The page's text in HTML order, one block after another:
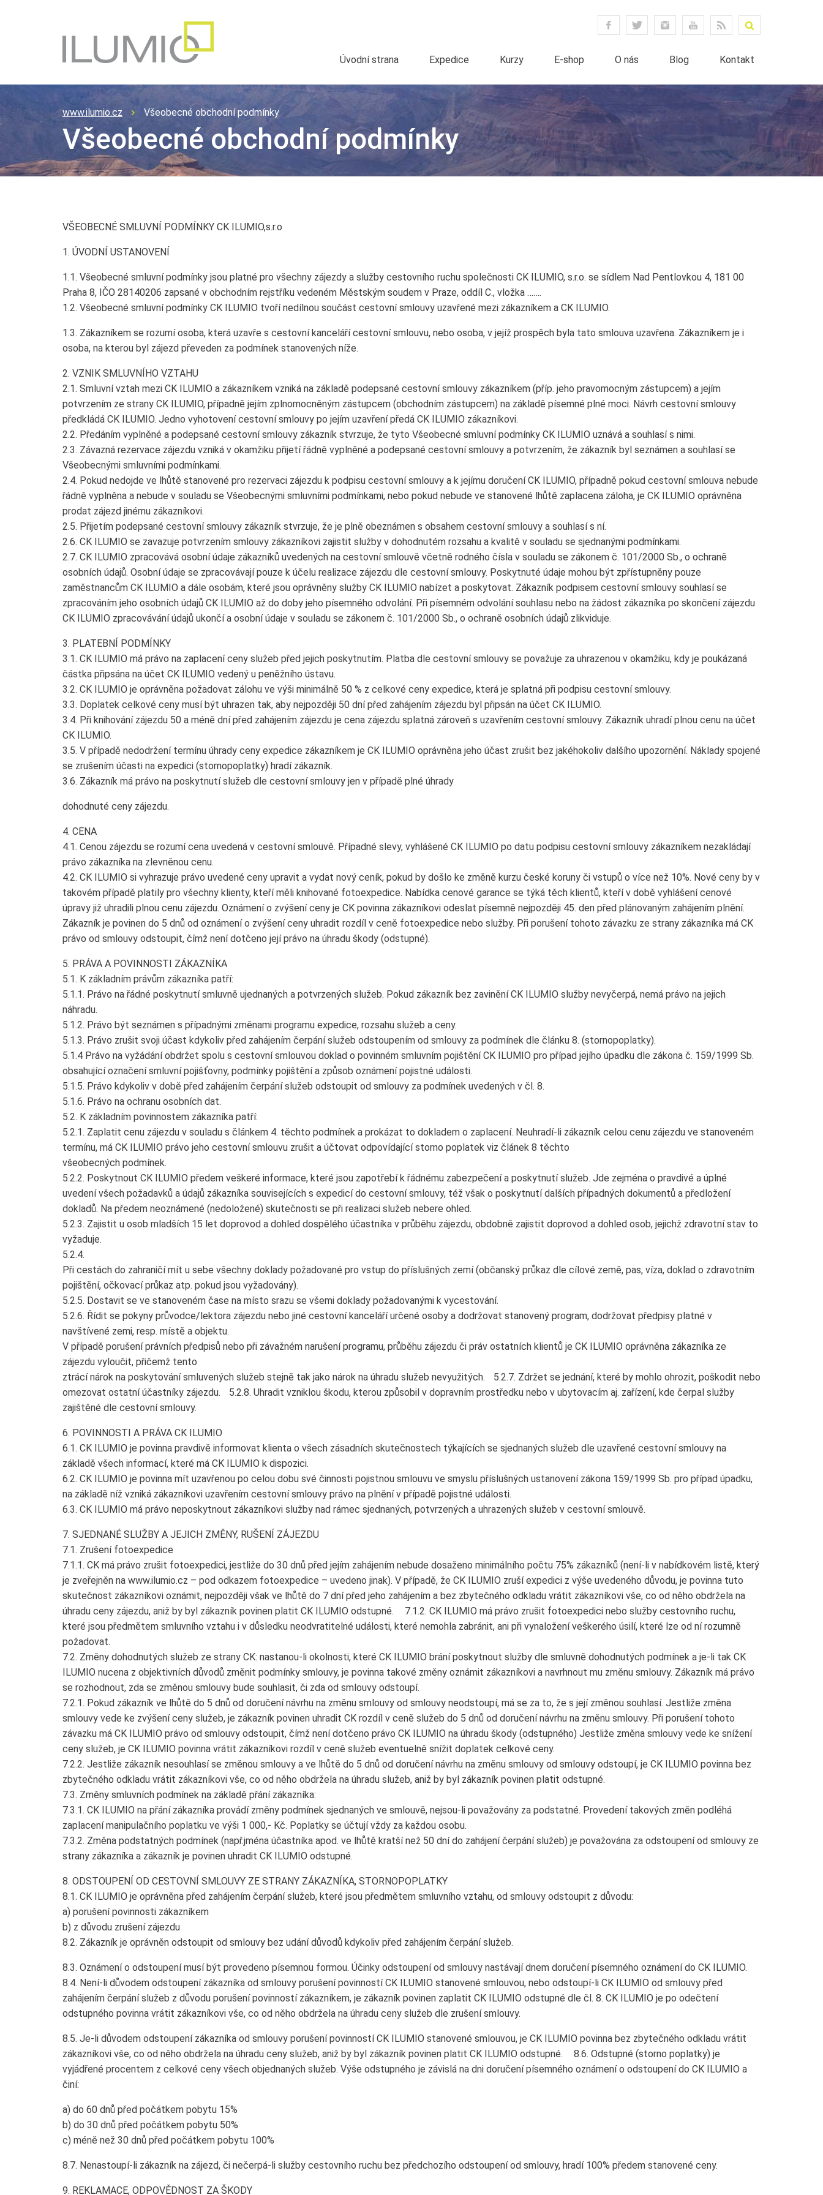
Úvodní strana Expedice Kurzy E-shop O nás Blog Kontakt
www.ilumio.cz Všeobecné obchodní podmínky
Všeobecné obchodní podmínky
VŠEOBECNÉ SMLUVNÍ PODMÍNKY CK ILUMIO,s.r.o
1. ÚVODNÍ USTANOVENÍ
1.1. Všeobecné smluvní podmínky jsou platné pro všechny zájezdy a služby cestovního ruchu společnosti CK ILUMIO, s.r.o. se sídlem Nad Pentlovkou 4, 181 00
Praha 8, IČO 28140206 zapsané v obchodním rejstříku vedeném Městským soudem v Praze, oddíl C., vložka …….
1.2. Všeobecné smluvní podmínky CK ILUMIO tvoří nedílnou součást cestovní smlouvy uzavřené mezi zákazníkem a CK ILUMIO.
1.3. Zákazníkem se rozumí osoba, která uzavře s cestovní kanceláří cestovní smlouvu, nebo osoba, v jejíž prospěch byla tato smlouva uzavřena. Zákazníkem je i
osoba, na kterou byl zájezd převeden za podmínek stanovených níže.
2. VZNIK SMLUVNÍHO VZTAHU
2.1. Smluvní vztah mezi CK ILUMIO a zákazníkem vzniká na základě podepsané cestovní smlouvy zákazníkem (příp. jeho pravomocným zástupcem) a jejím
potvrzením ze strany CK ILUMIO, případně jejím zplnomocněným zástupcem (obchodním zástupcem) na základě písemné plné moci. Návrh cestovní smlouvy
předkládá CK ILUMIO. Jedno vyhotovení cestovní smlouvy po jejím uzavření předá CK ILUMIO zákazníkovi.
2.2. Předáním vyplněné a podepsané cestovní smlouvy zákazník stvrzuje, že tyto Všeobecné smluvní podmínky CK ILUMIO uznává a souhlasí s nimi.
2.3. Závazná rezervace zájezdu vzniká v okamžiku přijetí řádně vyplněné a podepsané cestovní smlouvy a potvrzením, že zákazník byl seznámen a souhlasí se
Všeobecnými smluvními podmínkami.
2.4. Pokud nedojde ve lhůtě stanovené pro rezervaci zájezdu k podpisu cestovní smlouvy a k jejímu doručení CK ILUMIO, případně pokud cestovní smlouva nebude
řádně vyplněna a nebude v souladu se Všeobecnými smluvními podmínkami, nebo pokud nebude ve stanovené lhůtě zaplacena záloha, je CK ILUMIO oprávněna
prodat zájezd jinému zákazníkovi.
2.5. Přijetím podepsané cestovní smlouvy zákazník stvrzuje, že je plně obeznámen s obsahem cestovní smlouvy a souhlasí s ní.
2.6. CK ILUMIO se zavazuje potvrzením smlouvy zákazníkovi zajistit služby v dohodnutém rozsahu a kvalitě v souladu se sjednanými podmínkami.
2.7. CK ILUMIO zpracovává osobní údaje zákazníků uvedených na cestovní smlouvě včetně rodného čísla v souladu se zákonem č. 101/2000 Sb., o ochraně
osobních údajů. Osobní údaje se zpracovávají pouze k účelu realizace zájezdu dle cestovní smlouvy. Poskytnuté údaje mohou být zpřístupněny pouze
zaměstnancům CK ILUMIO a dále osobám, které jsou oprávněny služby CK ILUMIO nabízet a poskytovat. Zákazník podpisem cestovní smlouvy souhlasí se
zpracováním jeho osobních údajů CK ILUMIO až do doby jeho písemného odvolání. Při písemném odvolání souhlasu nebo na žádost zákazníka po skončení zájezdu
CK ILUMIO zpracovávání údajů ukončí a osobní údaje v souladu se zákonem č. 101/2000 Sb., o ochraně osobních údajů zlikviduje.
3. PLATEBNÍ PODMÍNKY
3.1. CK ILUMIO má právo na zaplacení ceny služeb před jejich poskytnutím. Platba dle cestovní smlouvy se považuje za uhrazenou v okamžiku, kdy je poukázaná
částka připsána na účet CK ILUMIO vedený u peněžního ústavu.
3.2. CK ILUMIO je oprávněna požadovat zálohu ve výši minimálně 50 % z celkové ceny expedice, která je splatná při podpisu cestovní smlouvy.
3.3. Doplatek celkové ceny musí být uhrazen tak, aby nejpozději 50 dní před zahájením zájezdu byl připsán na účet CK ILUMIO.
3.4. Při knihování zájezdu 50 a méně dní před zahájením zájezdu je cena zájezdu splatná zároveň s uzavřením cestovní smlouvy. Zákazník uhradí plnou cenu na účet
CK ILUMIO.
3.5. V případě nedodržení termínu úhrady ceny expedice zákazníkem je CK ILUMIO oprávněna jeho účast zrušit bez jakéhokoliv dalšího upozornění. Náklady spojené
se zrušením účasti na expedici (stornopoplatky) hradí zákazník.
3.6. Zákazník má právo na poskytnutí služeb dle cestovní smlouvy jen v případě plné úhrady
dohodnuté ceny zájezdu.
4. CENA
4.1. Cenou zájezdu se rozumí cena uvedená v cestovní smlouvě. Případné slevy, vyhlášené CK ILUMIO po datu podpisu cestovní smlouvy zákazníkem nezakládají
právo zákazníka na zlevněnou cenu.
4.2. CK ILUMIO si vyhrazuje právo uvedené ceny upravit a vydat nový ceník, pokud by došlo ke změně kurzu české koruny či vstupů o více než 10%. Nové ceny by v
takovém případě platily pro všechny klienty, kteří měli knihované fotoexpedice. Nabídka cenové garance se týká těch klientů, kteří v době vyhlášení cenové
úpravy již uhradili plnou cenu zájezdu. Oznámení o zvýšení ceny je CK povinna zákazníkovi odeslat písemně nejpozději 45. den před plánovaným zahájením plnění.
Zákazník je povinen do 5 dnů od oznámení o zvýšení ceny uhradit rozdíl v ceně fotoexpedice nebo služby. Při porušení tohoto závazku ze strany zákazníka má CK
právo od smlouvy odstoupit, čímž není dotčeno její právo na úhradu škody (odstupné).
5. PRÁVA A POVINNOSTI ZÁKAZNÍKA
5.1. K základním právům zákazníka patří:
5.1.1. Právo na řádné poskytnutí smluvně ujednaných a potvrzených služeb. Pokud zákazník bez zavinění CK ILUMIO služby nevyčerpá, nemá právo na jejich
náhradu.
5.1.2. Právo být seznámen s případnými změnami programu expedice, rozsahu služeb a ceny.
5.1.3. Právo zrušit svoji účast kdykoliv před zahájením čerpání služeb odstoupením od smlouvy za podmínek dle článku 8. (stornopoplatky).
5.1.4 Právo na vyžádání obdržet spolu s cestovní smlouvou doklad o povinném smluvním pojištění CK ILUMIO pro případ jejího úpadku dle zákona č. 159/1999 Sb.
obsahující označení smluvní pojišťovny, podmínky pojištění a způsob oznámení pojistné události.
5.1.5. Právo kdykoliv v době před zahájením čerpání služeb odstoupit od smlouvy za podmínek uvedených v čl. 8.
5.1.6. Právo na ochranu osobních dat.
5.2. K základním povinnostem zákazníka patří:
5.2.1. Zaplatit cenu zájezdu v souladu s článkem 4. těchto podmínek a prokázat to dokladem o zaplacení. Neuhradí-li zákazník celou cenu zájezdu ve stanoveném
termínu, má CK ILUMIO právo jeho cestovní smlouvu zrušit a účtovat odpovídající storno poplatek viz článek 8 těchto
všeobecných podmínek.
5.2.2. Poskytnout CK ILUMIO předem veškeré informace, které jsou zapotřebí k řádnému zabezpečení a poskytnutí služeb. Jde zejména o pravdivé a úplné
uvedení všech požadavků a údajů zákazníka souvisejících s expedicí do cestovní smlouvy, též však o poskytnutí dalších případných dokumentů a předložení
dokladů. Na předem neoznámené (nedoložené) skutečnosti se při realizaci služeb nebere ohled.
5.2.3. Zajistit u osob mladších 15 let doprovod a dohled dospělého účastníka v průběhu zájezdu, obdobně zajistit doprovod a dohled osob, jejichž zdravotní stav to
vyžaduje.
5.2.4.
Při cestách do zahraničí mít u sebe všechny doklady požadované pro vstup do příslušných zemí (občanský průkaz dle cílové země, pas, víza, doklad o zdravotním
pojištění, očkovací průkaz atp. pokud jsou vyžadovány).
5.2.5. Dostavit se ve stanoveném čase na místo srazu se všemi doklady požadovanými k vycestování.
5.2.6. Řídit se pokyny průvodce/lektora zájezdu nebo jiné cestovní kanceláří určené osoby a dodržovat stanovený program, dodržovat předpisy platné v
navštívené zemi, resp. místě a objektu.
V případě porušení právních předpisů nebo při závažném narušení programu, průběhu zájezdu či práv ostatních klientů je CK ILUMIO oprávněna zákazníka ze
zájezdu vyloučit, přičemž tento
ztrácí nárok na poskytování smluvených služeb stejně tak jako nárok na úhradu služeb nevyužitých. 5.2.7. Zdržet se jednání, které by mohlo ohrozit, poškodit nebo
omezovat ostatní účastníky zájezdu. 5.2.8. Uhradit vzniklou škodu, kterou způsobil v dopravním prostředku nebo v ubytovacím aj. zařízení, kde čerpal služby
zajištěné dle cestovní smlouvy.
6. POVINNOSTI A PRÁVA CK ILUMIO
6.1. CK ILUMIO je povinna pravdivě informovat klienta o všech zásadních skutečnostech týkajících se sjednaných služeb dle uzavřené cestovní smlouvy na
základě všech informací, které má CK ILUMIO k dispozici.
6.2. CK ILUMIO je povinna mít uzavřenou po celou dobu své činnosti pojistnou smlouvu ve smyslu příslušných ustanovení zákona 159/1999 Sb. pro případ úpadku,
na základě níž vzniká zákazníkovi uzavřením cestovní smlouvy právo na plnění v případě pojistné události.
6.3. CK ILUMIO má právo neposkytnout zákazníkovi služby nad rámec sjednaných, potvrzených a uhrazených služeb v cestovní smlouvě.
7. SJEDNANÉ SLUŽBY A JEJICH ZMĚNY, RUŠENÍ ZÁJEZDU
7.1. Zrušení fotoexpedice
7.1.1. CK má právo zrušit fotoexpedici, jestliže do 30 dnů před jejím zahájením nebude dosaženo minimálního počtu 75% zákazníků (není-li v nabídkovém listě, který
je zveřejněn na www.ilumio.cz – pod odkazem fotoexpedice – uvedeno jinak). V případě, že CK ILUMIO zruší expedici z výše uvedeného důvodu, je povinna tuto
skutečnost zákazníkovi oznámit, nejpozději však ve lhůtě do 7 dní před jeho zahájením a bez zbytečného odkladu vrátit zákazníkovi vše, co od něho obdržela na
úhradu ceny zájezdu, aniž by byl zákazník povinen platit CK ILUMIO odstupné. 7.1.2. CK ILUMIO má právo zrušit fotoexpedici nebo služby cestovního ruchu,
které jsou předmětem smluvního vztahu i v důsledku neodvratitelné události, které nemohla zabránit, ani při vynaložení veškerého úsilí, které lze od ní rozumně
požadovat.
7.2. Změny dohodnutých služeb ze strany CK: nastanou-li okolnosti, které CK ILUMIO brání poskytnout služby dle smluvně dohodnutých podmínek a je-li tak CK
ILUMIO nucena z objektivních důvodů změnit podmínky smlouvy, je povinna takové změny oznámit zákazníkovi a navrhnout mu změnu smlouvy. Zákazník má právo
se rozhodnout, zda se změnou smlouvy bude souhlasit, či zda od smlouvy odstoupí.
7.2.1. Pokud zákazník ve lhůtě do 5 dnů od doručení návrhu na změnu smlouvy od smlouvy neodstoupí, má se za to, že s její změnou souhlasí. Jestliže změna
smlouvy vede ke zvýšení ceny služeb, je zákazník povinen uhradit CK rozdíl v ceně služeb do 5 dnů od doručení návrhu na změnu smlouvy. Při porušení tohoto
závazku má CK ILUMIO právo od smlouvy odstoupit, čímž není dotčeno právo CK ILUMIO na úhradu škody (odstupného) Jestliže změna smlouvy vede ke snížení
ceny služeb, je CK ILUMIO povinna vrátit zákazníkovi rozdíl v ceně služeb eventuelně snížit doplatek celkové ceny.
7.2.2. Jestliže zákazník nesouhlasí se změnou smlouvy a ve lhůtě do 5 dnů od doručení návrhu na změnu smlouvy od smlouvy odstoupí, je CK ILUMIO povinna bez
zbytečného odkladu vrátit zákazníkovi vše, co od něho obdržela na úhradu služeb, aniž by byl zákazník povinen platit odstupné.
7.3. Změny smluvních podmínek na základě přání zákazníka:
7.3.1. CK ILUMIO na přání zákazníka provádí změny podmínek sjednaných ve smlouvě, nejsou-li považovány za podstatné. Provedení takových změn podléhá
zaplacení manipulačního poplatku ve výši 1 000,- Kč. Poplatky se účtují vždy za každou osobu.
7.3.2. Změna podstatných podmínek (např.jména účastníka apod. ve lhůtě kratší než 50 dní do zahájení čerpání služeb) je považována za odstoupení od smlouvy ze
strany zákazníka a zákazník je povinen uhradit CK ILUMIO odstupné.
8. ODSTOUPENÍ OD CESTOVNÍ SMLOUVY ZE STRANY ZÁKAZNÍKA, STORNOPOPLATKY
8.1. CK ILUMIO je oprávněna před zahájením čerpání služeb, které jsou předmětem smluvního vztahu, od smlouvy odstoupit z důvodu:
a) porušení povinnosti zákazníkem
b) z důvodu zrušení zájezdu
8.2. Zákazník je oprávněn odstoupit od smlouvy bez udání důvodů kdykoliv před zahájením čerpání služeb.
8.3. Oznámení o odstoupení musí být provedeno písemnou formou. Účinky odstoupení od smlouvy nastávají dnem doručení písemného oznámení do CK ILUMIO.
8.4. Není-li důvodem odstoupení zákazníka od smlouvy porušení povinností CK ILUMIO stanovené smlouvou, nebo odstoupí-li CK ILUMIO od smlouvy před
zahájením čerpání služeb z důvodu porušení povinností zákazníkem, je zákazník povinen zaplatit CK ILUMIO odstupné dle čl. 8. CK ILUMIO je po odečtení
odstupného povinna vrátit zákazníkovi vše, co od něho obdržela na úhradu ceny služeb dle zrušení smlouvy.
8.5. Je-li důvodem odstoupení zákazníka od smlouvy porušení povinností CK ILUMIO stanovené smlouvou, je CK ILUMIO povinna bez zbytečného odkladu vrátit
zákazníkovi vše, co od něho obdržela na úhradu ceny služeb, aniž by byl zákazník povinen platit CK ILUMIO odstupné. 8.6. Odstupné (storno poplatky) je
vyjádřené procentem z celkové ceny všech objednaných služeb. Výše odstupného je závislá na dni doručení písemného oznámení o odstoupení do CK ILUMIO a
činí:
a) do 60 dnů před počátkem pobytu 15%
b) do 30 dnů před počátkem pobytu 50%
c) méně než 30 dnů před počátkem pobytu 100%
8.7. Nenastoupí-li zákazník na zájezd, či nečerpá-li služby cestovního ruchu bez předchozího odstoupení od smlouvy, hradí 100% předem stanovené ceny.
9. REKLAMACE, ODPOVĚDNOST ZA ŠKODY